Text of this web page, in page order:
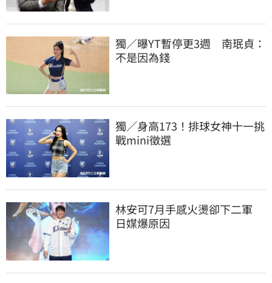
獨／曝YT暫停更3週　南珉貞：
不是因為錢
獨／身高173！排球女神十一挑
戰mini徵選
林安可7月手感火燙卻下二軍
日媒爆原因